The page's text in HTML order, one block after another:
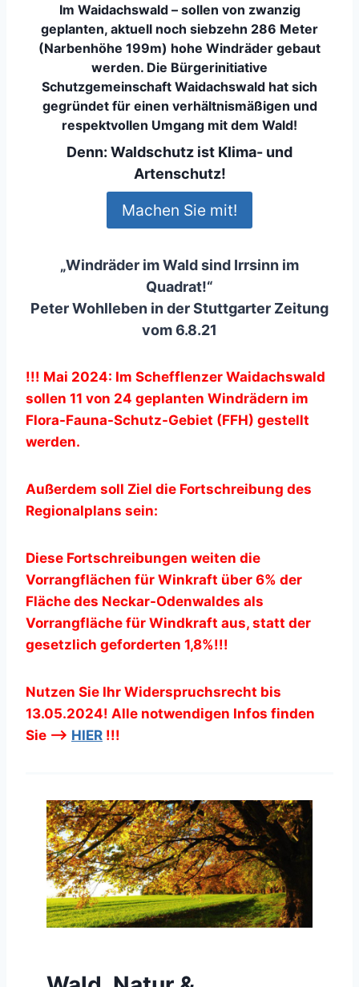
Im Waidachswald – sollen von zwanzig
geplanten, aktuell noch siebzehn 286 Meter
(Narbenhöhe 199m) hohe Windräder gebaut
werden. Die Bürgerinitiative
Schutzgemeinschaft Waidachswald hat sich
gegründet für einen verhältnismäßigen und
respektvollen Umgang mit dem Wald!
Denn: Waldschutz ist Klima- und
Artenschutz!
Machen Sie mit!
„Windräder im Wald sind Irrsinn im
Quadrat!“
Peter Wohlleben in der Stuttgarter Zeitung
vom 6.8.21
!!! Mai 2024: Im Schefflenzer Waidachswald
sollen 11 von 24 geplanten Windrädern im
Flora-Fauna-Schutz-Gebiet (FFH) gestellt
werden.
Außerdem soll Ziel die Fortschreibung des
Regionalplans sein:
Diese Fortschreibungen weiten die
Vorrangflächen für Winkraft über 6% der
Fläche des Neckar-Odenwaldes als
Vorrangfläche für Windkraft aus, statt der
gesetzlich geforderten 1,8%!!!
Nutzen Sie Ihr Widerspruchsrecht bis
13.05.2024! Alle notwendigen Infos finden
Sie –> HIER !!!